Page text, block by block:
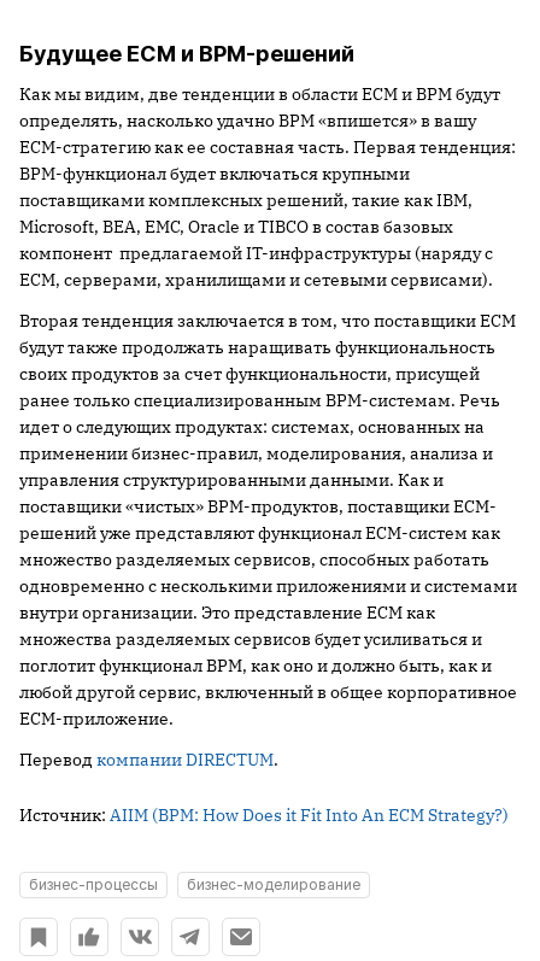
Будущее ECM и BPM-решений
Как мы видим, две тенденции в области ECM и BPM будут
определять, насколько удачно BPM «впишется» в вашу
ECM-стратегию как ее составная часть. Первая тенденция:
BPM-функционал будет включаться крупными
поставщиками комплексных решений, такие как IBM,
Microsoft, BEA, EMC, Oracle и TIBCO в состав базовых
компонент предлагаемой IT-инфраструктуры (наряду с
ECM, серверами, хранилищами и сетевыми сервисами).
Вторая тенденция заключается в том, что поставщики ECM
будут также продолжать наращивать функциональность
своих продуктов за счет функциональности, присущей
ранее только специализированным BPM-системам. Речь
идет о следующих продуктах: системах, основанных на
применении бизнес-правил, моделирования, анализа и
управления структурированными данными. Как и
поставщики «чистых» BPM-продуктов, поставщики ECM-
решений уже представляют функционал ECM-систем как
множество разделяемых сервисов, способных работать
одновременно с несколькими приложениями и системами
внутри организации. Это представление ECM как
множества разделяемых сервисов будет усиливаться и
поглотит функционал BPM, как оно и должно быть, как и
любой другой сервис, включенный в общее корпоративное
ECM-приложение.
Перевод компании DIRECTUM.
Источник: AIIM (BPM: How Does it Fit Into An ECM Strategy?)
бизнес-процессы бизнес-моделирование